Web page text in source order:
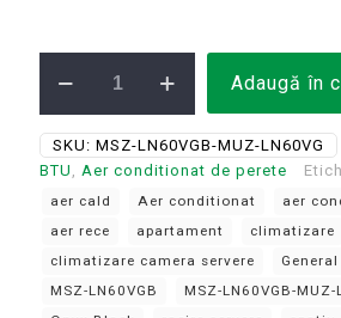
Aer
21000
BTU
Mitsubishi
Electric
Black
de
perete
Adaugă în
SKU: MSZ-LN60VGB-MUZ-LN60VG
BTU
Aer conditionat de perete
aer cald
Aer conditionat
aer
aer rece
apartament
climatizare
climatizare camera servere
General
MSZ-LN60VGB
MSZ-LN60VGB-MUZ-